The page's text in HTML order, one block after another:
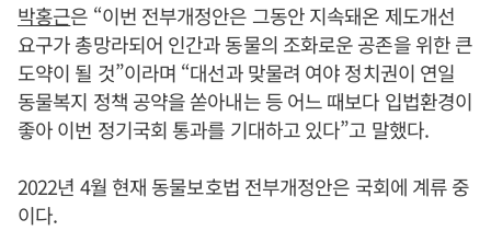
박홍근은 “이번 전부개정안은 그동안 지속돼온 제도개선
요구가 총망라되어 인간과 동물의 조화로운 공존을 위한 큰
도약이 될 것”이라며 “대선과 맞물려 여야 정치권이 연일
동물복지 정책 공약을 쏟아내는 등 어느 때보다 입법환경이
좋아 이번 정기국회 통과를 기대하고 있다”고 말했다.
2022년 4월 현재 동물보호법 전부개정안은 국회에 계류 중
이다.